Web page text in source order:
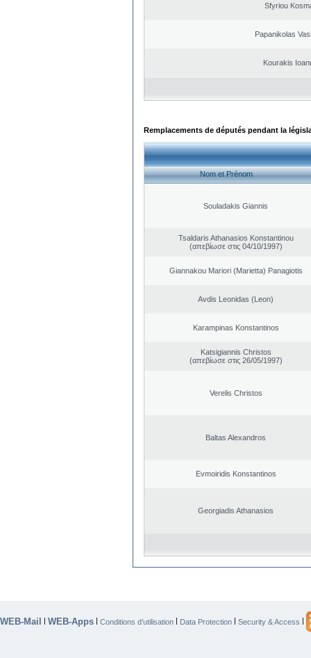
Sfyriou
Papanikolas
Kourakis
Remplacements de députés pendant la
Nom et Prénom
Souladakis Giannis
Tsaldaris Athanasios Konstantinou
(απεβίωσε στις 04/10/1997)
Giannakou Mariori (Marietta) Panagiotis
Avdis Leonidas (Leon)
Karampinas Konstantinos
Katsigiannis Christos
(απεβίωσε στις 26/05/1997)
Verelis Christos
Baltas Alexandros
Evmoiridis Konstantinos
Georgiadis Athanasios
WEB-Mail | WEB-Apps | Conditions d’utilisation | Data Protection | Security & Access |